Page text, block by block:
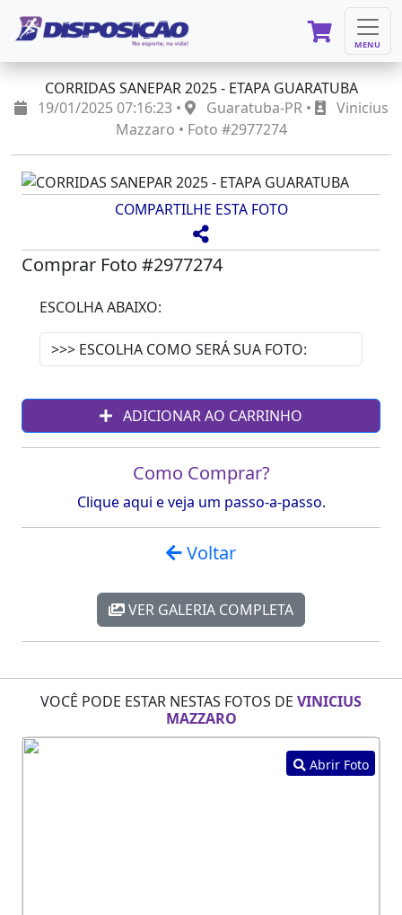
MENU
CORRIDAS SANEPAR 2025 - ETAPA GUARATUBA
19/01/2025 07:16:23 •
Guaratuba-PR •
Vinicius
Mazzaro • Foto #2977274
COMPARTILHE ESTA FOTO
Comprar Foto #2977274
ESCOLHA ABAIXO:
ADICIONAR AO CARRINHO
Como Comprar?
Clique aqui e veja um passo-a-passo.
Voltar
VER GALERIA COMPLETA
VOCÊ PODE ESTAR NESTAS FOTOS DE VINICIUS
MAZZARO
Abrir Foto